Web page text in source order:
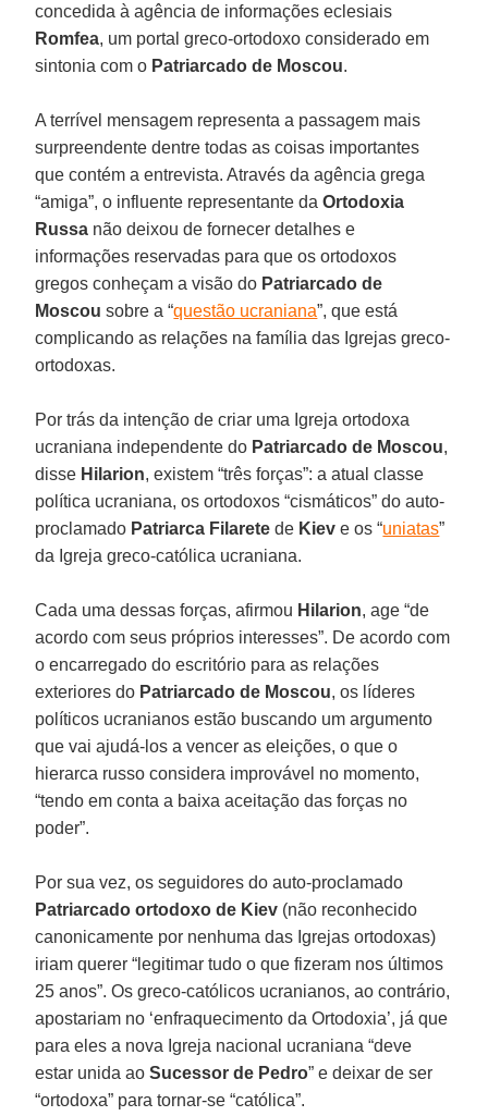
concedida à agência de informações eclesiais
Romfea, um portal greco-ortodoxo considerado em
sintonia com o Patriarcado de Moscou.
A terrível mensagem representa a passagem mais
surpreendente dentre todas as coisas importantes
que contém a entrevista. Através da agência grega
“amiga”, o influente representante daOrtodoxia
Russa não deixou de fornecer detalhes e
informações reservadas para que os ortodoxos
gregos conheçam a visão do Patriarcado de
Moscou sobre a “questão ucraniana”, que está
complicando as relações na família das Igrejas greco-
ortodoxas.
Por trás da intenção de criar uma Igreja ortodoxa
ucraniana independente do Patriarcado de Moscou,
disse Hilarion, existem “três forças”: a atual classe
política ucraniana, os ortodoxos “cismáticos” do auto-
proclamado Patriarca Filaretede Kiev e os “uniatas”
da Igreja greco-católica ucraniana.
Cada uma dessas forças, afirmou Hilarion, age “de
acordo com seus próprios interesses”. De acordo com
o encarregado do escritório para as relações
exteriores do Patriarcado de Moscou, os líderes
políticos ucranianos estão buscando um argumento
que vai ajudá-los a vencer as eleições, o que o
hierarca russo considera improvável no momento,
“tendo em conta a baixa aceitação das forças no
poder”.
Por sua vez, os seguidores do auto-proclamado
Patriarcado ortodoxo de Kiev (não reconhecido
canonicamente por nenhuma das Igrejas ortodoxas)
iriam querer “legitimar tudo o que fizeram nos últimos
25 anos”. Os greco-católicos ucranianos, ao contrário,
apostariam no ‘enfraquecimento da Ortodoxia’, já que
para eles a nova Igreja nacional ucraniana “deve
estar unida aoSucessor de Pedro” e deixar de ser
“ortodoxa” para tornar-se “católica”.